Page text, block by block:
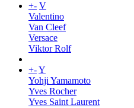
+- V
Valentino
Van Cleef
Versace
Viktor Rolf
+-Y
Yohji Yamamoto
Yves Rocher
Yves Saint Laurent